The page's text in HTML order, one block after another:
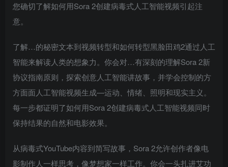
您确切了解如何用Sora 2创建病毒式人工智能视频引起注
意。
了解…的秘密文本到视频转型和如何转型黑脸田鸡2通过人工
智能来解读人类的想象力。你会对…有深刻的理解Sora 2新
协议指南原则，探索创意人工智能讲故事，并学会控制的方
方面面人工智能视频生成—运动、情绪、照明和现实主义。
每一步都证明了如何用Sora 2创建病毒式人工智能视频同时
保持结果的自然和电影效果。
从病毒式YouTube内容到简写故事，Sora 2允许创作者像电
影制作人一样思考，像梦想家一样工作。你会一头扎进艾功